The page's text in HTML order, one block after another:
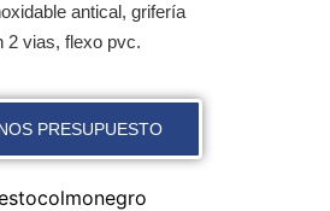
antical, grifería
2 vias, flexo pvc.
PRESUPUESTO